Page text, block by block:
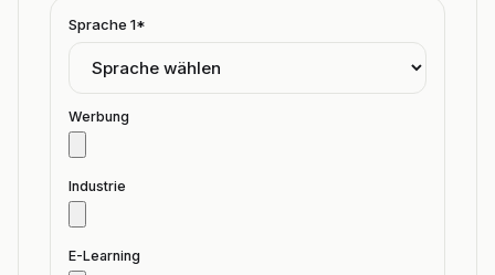
Sprache 1*
Werbung
Industrie
E-Learning